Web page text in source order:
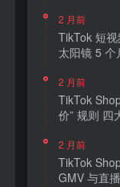
2 月前
TikTok 短
太阳镜 5
2 月前
TikTok
价” 规则 四
2 月前
TikTok
GMV 与直